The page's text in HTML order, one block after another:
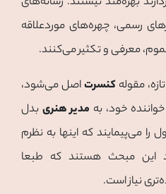
رسمی، چهره‌های موردعلاقه
معرفی و تکثیر می‌کنند.
مقوله کنسرتاصل می‌شود،
خود، به مدیر هنری بدل
را می‌پیمايند که اینها به نظرم
این مبحث هستند که طبعا
نياز است.